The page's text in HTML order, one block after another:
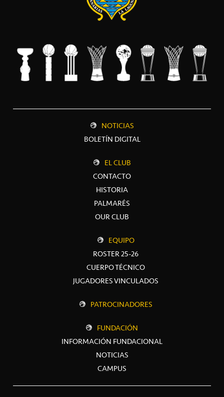
NOTICIAS
BOLETÍN DIGITAL
EL CLUB
CONTACTO
HISTORIA
PALMARÉS
OUR CLUB
EQUIPO
ROSTER 25-26
CUERPO TÉCNICO
JUGADORES VINCULADOS
PATROCINADORES
FUNDACIÓN
INFORMACIÓN FUNDACIONAL
NOTICIAS
CAMPUS